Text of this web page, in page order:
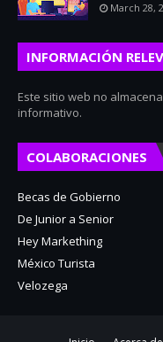
March 28,
INFORMACIÓN
Este sitio web no
informativo.
COLABORACIONES
Becas de Gobierno
De Junior a Senior
Hey Markething
México Turista
Velozega